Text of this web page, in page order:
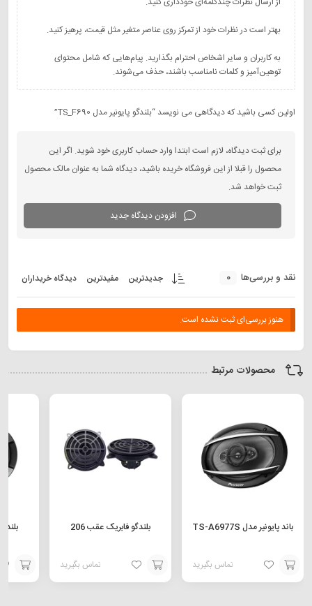
به کاربران و سایر اشخاص احترام بگذارید. پیام‌هایی که شامل محتوای
توهین‌آمیز و کلمات نامناسب باشند، حذف می‌شوند.
اولین کسی باشید که دیدگاهی می نویسد “بلندگو پایونیر مدل TS_F690”
برای ثبت دیدگاه، لازم است ابتدا وارد حساب کاربری خود شوید. اگر این
محصول را قبلا از این فروشگاه خریده باشید، دیدگاه شما به عنوان مالک محصول
ثبت خواهد شد.
افزودن دیدگاه جدید
نقد و بررسی‌ها 0 جدیدترین مفیدترین دیدگاه خریداران
هنوز بررسی‌ای ثبت نشده است.
محصولات مرتبط
باند پایونیر مدل TS-A6977S
تماس بگیرید
افزودن
بلندگو فابریک عقب 206
تماس بگیرید
افزودن
افزودن